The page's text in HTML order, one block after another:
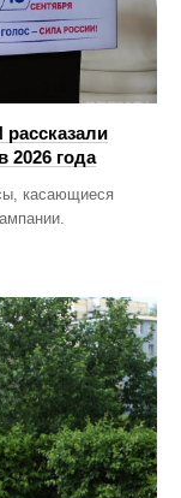
2026 года
касающиеся